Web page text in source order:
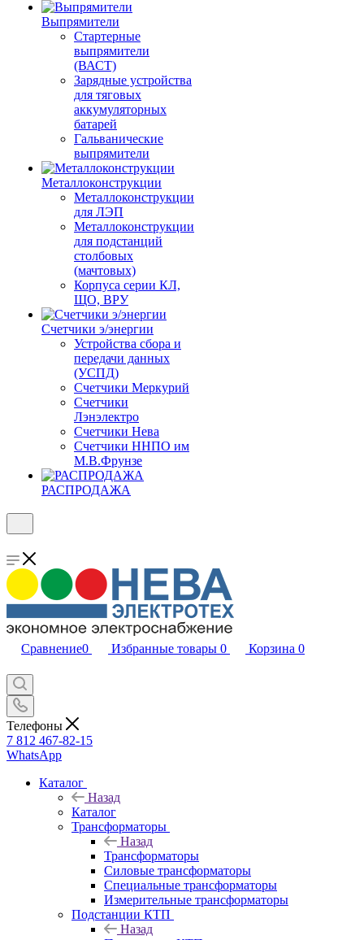
Выпрямители
Стартерные
выпрямители
(ВАСТ)
Зарядные устройства
для тяговых
аккумуляторных
батарей
Гальванические
выпрямители
Металлоконструкции
Металлоконструкции
для ЛЭП
Металлоконструкции
для подстанций
столбовых
(мачтовых)
Корпуса серии КЛ,
ЩО, ВРУ
Счетчики э/энергии
Устройства сбора и
передачи данных
(УСПД)
Счетчики Меркурий
Счетчики
Лэнэлектро
Счетчики Нева
Счетчики ННПО им
М.В.Фрунзе
РАСПРОДАЖА
Сравнение0 Избранные товары 0 Корзина 0
Телефоны
7 812 467-82-15
WhatsApp
Каталог
Назад
Каталог
Трансформаторы
Назад
Трансформаторы
Силовые трансформаторы
Специальные трансформаторы
Измерительные трансформаторы
Подстанции КТП
Назад